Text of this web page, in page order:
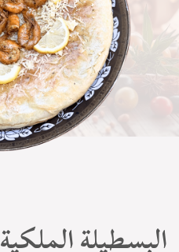
البسطيلة الملكية